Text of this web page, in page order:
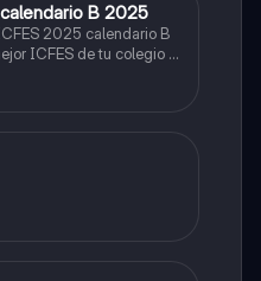
B 2025
2025 calendario B
ICFES de tu colegio y
y estudiar aquella